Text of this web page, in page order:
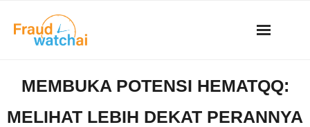
MEMBUKA POTENSI HEMATQQ:
MELIHAT LEBIH DEKAT PERANNYA